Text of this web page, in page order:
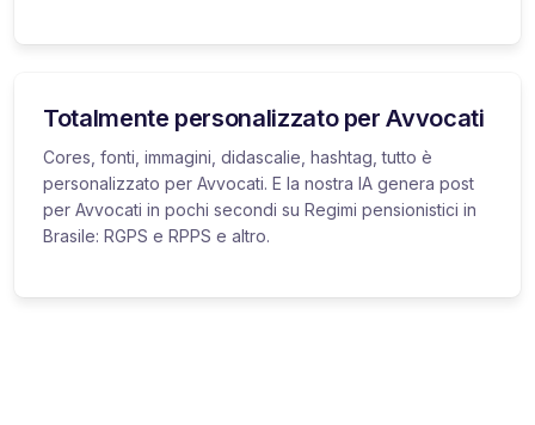
Totalmente personalizzato per Avvocati
Cores, fonti, immagini, didascalie, hashtag, tutto è
personalizzato per Avvocati. E la nostra IA genera post
per Avvocati in pochi secondi su Regimi pensionistici in
Brasile: RGPS e RPPS e altro.